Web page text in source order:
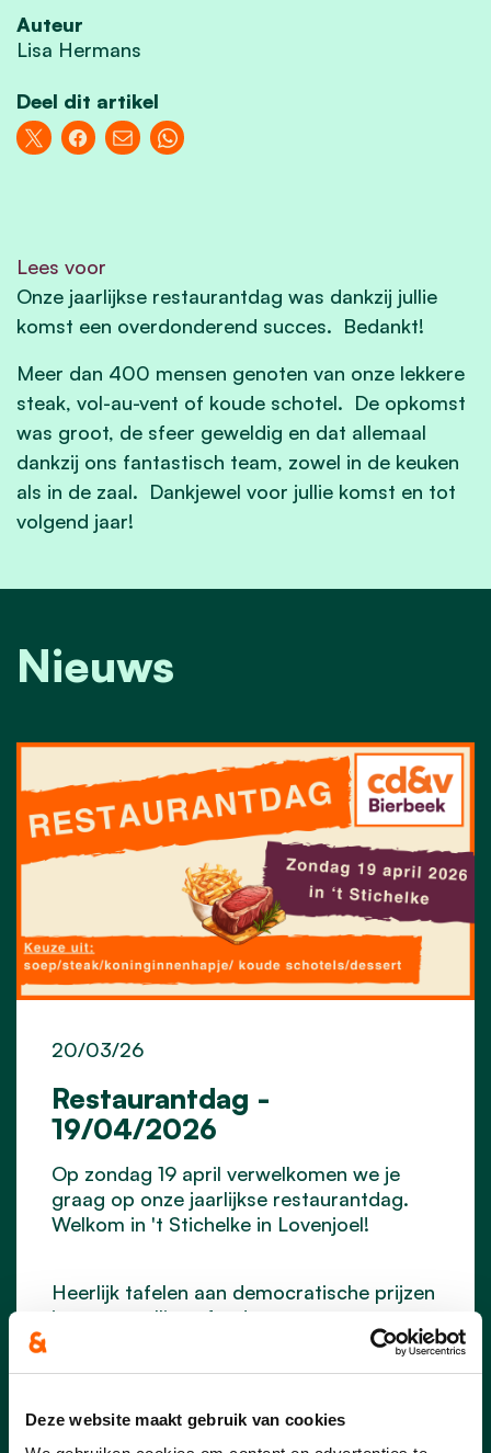
Deze website maakt gebruik van cookies
Auteur
Lisa Hermans
Deel dit artikel
Lees voor
Onze jaarlijkse restaurantdag was dankzij jullie
komst een overdonderend succes. Bedankt!
Meer dan 400 mensen genoten van onze lekkere
steak, vol-au-vent of koude schotel. De opkomst
was groot, de sfeer geweldig en dat allemaal
dankzij ons fantastisch team, zowel in de keuken
als in de zaal. Dankjewel voor jullie komst en tot
volgend jaar!
Nieuws
Restaurantdag -
19/04/2026
20/03/26
Op zondag 19 april verwelkomen we je
graag op onze jaarlijkse restaurantdag.
Welkom in 't Stichelke in Lovenjoel!
Heerlijk tafelen aan democratische prijzen
in een gezellige sfeer!
Keuze uit soep, steak, koninginnenhapje,
koude schotel, vegetarische
Welkom voor een lekkere maaltijd tussen
11u30-14u00 en 17u00-19u00.